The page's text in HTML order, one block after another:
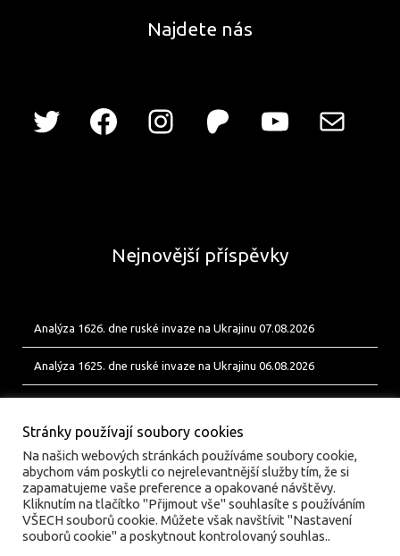
Najdete nás
Nejnovější příspěvky
Analýza 1626. dne ruské invaze na Ukrajinu 07.08.2026
Analýza 1625. dne ruské invaze na Ukrajinu 06.08.2026
Stránky používají soubory cookies
Na našich webových stránkách používáme soubory cookie,
abychom vám poskytli co nejrelevantnější služby tím, že si
zapamatujeme vaše preference a opakované návštěvy.
Kliknutím na tlačítko "Přijmout vše" souhlasíte s používáním
VŠECH souborů cookie. Můžete však navštívit "Nastavení
souborů cookie" a poskytnout kontrolovaný souhlas..